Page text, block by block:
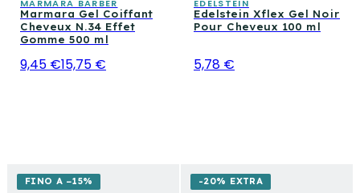
du salon dans leur routine quotidienne trouveront ici les
formules et les marques adaptées à chaque type de
cheveu et chaque style souhaité.
MARMARA BARBER
Marmara Gel Coiffant
Cheveux N.34 Effet
Gomme 500 ml
9,45 €15,75 €
EDELSTEIN
Edelstein Xflex Gel Noir
Pour Cheveux 100 ml
5,78 €
FINO A −15% -20% EXTRA